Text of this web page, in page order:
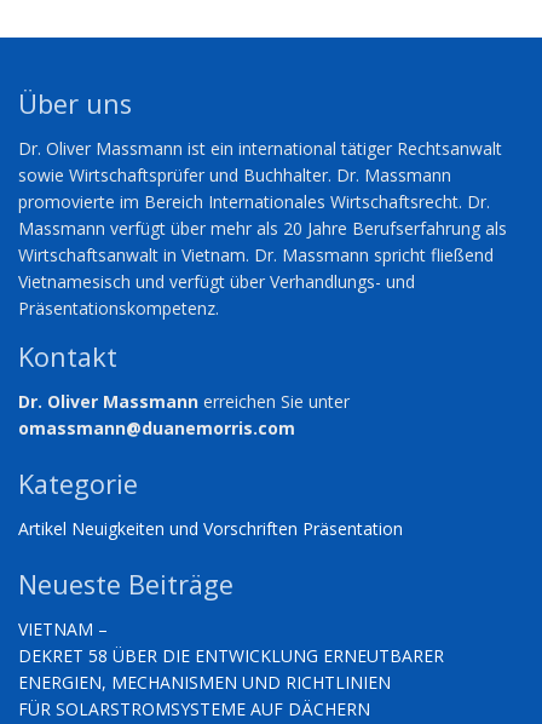
Über uns
Dr. Oliver Massmann ist ein international tätiger Rechtsanwalt
sowie Wirtschaftsprüfer und Buchhalter. Dr. Massmann
promovierte im Bereich Internationales Wirtschaftsrecht. Dr.
Massmann verfügt über mehr als 20 Jahre Berufserfahrung als
Wirtschaftsanwalt in Vietnam. Dr. Massmann spricht fließend
Vietnamesisch und verfügt über Verhandlungs- und
Präsentationskompetenz.
Kontakt
Dr. Oliver Massmann erreichen Sie unter
omassmann@duanemorris.com
Kategorie
Artikel Neuigkeiten und Vorschriften Präsentation
Neueste Beiträge
VIETNAM –
DEKRET 58 ÜBER DIE ENTWICKLUNG ERNEUTBARER
ENERGIEN, MECHANISMEN UND RICHTLINIEN
FÜR SOLARSTROMSYSTEME AUF DÄCHERN